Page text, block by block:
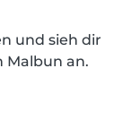
und sieh dir
Malbun an.